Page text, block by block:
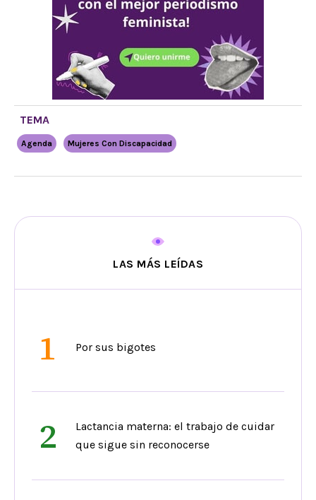
TEMA
Agenda Mujeres Con Discapacidad
LAS MÁS LEÍDAS
1 Por sus bigotes
2
Lactancia materna: el trabajo de cuidar
que sigue sin reconocerse